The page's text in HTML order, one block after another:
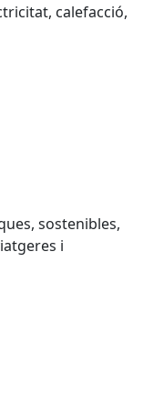
calefacció,
sostenibles,
i